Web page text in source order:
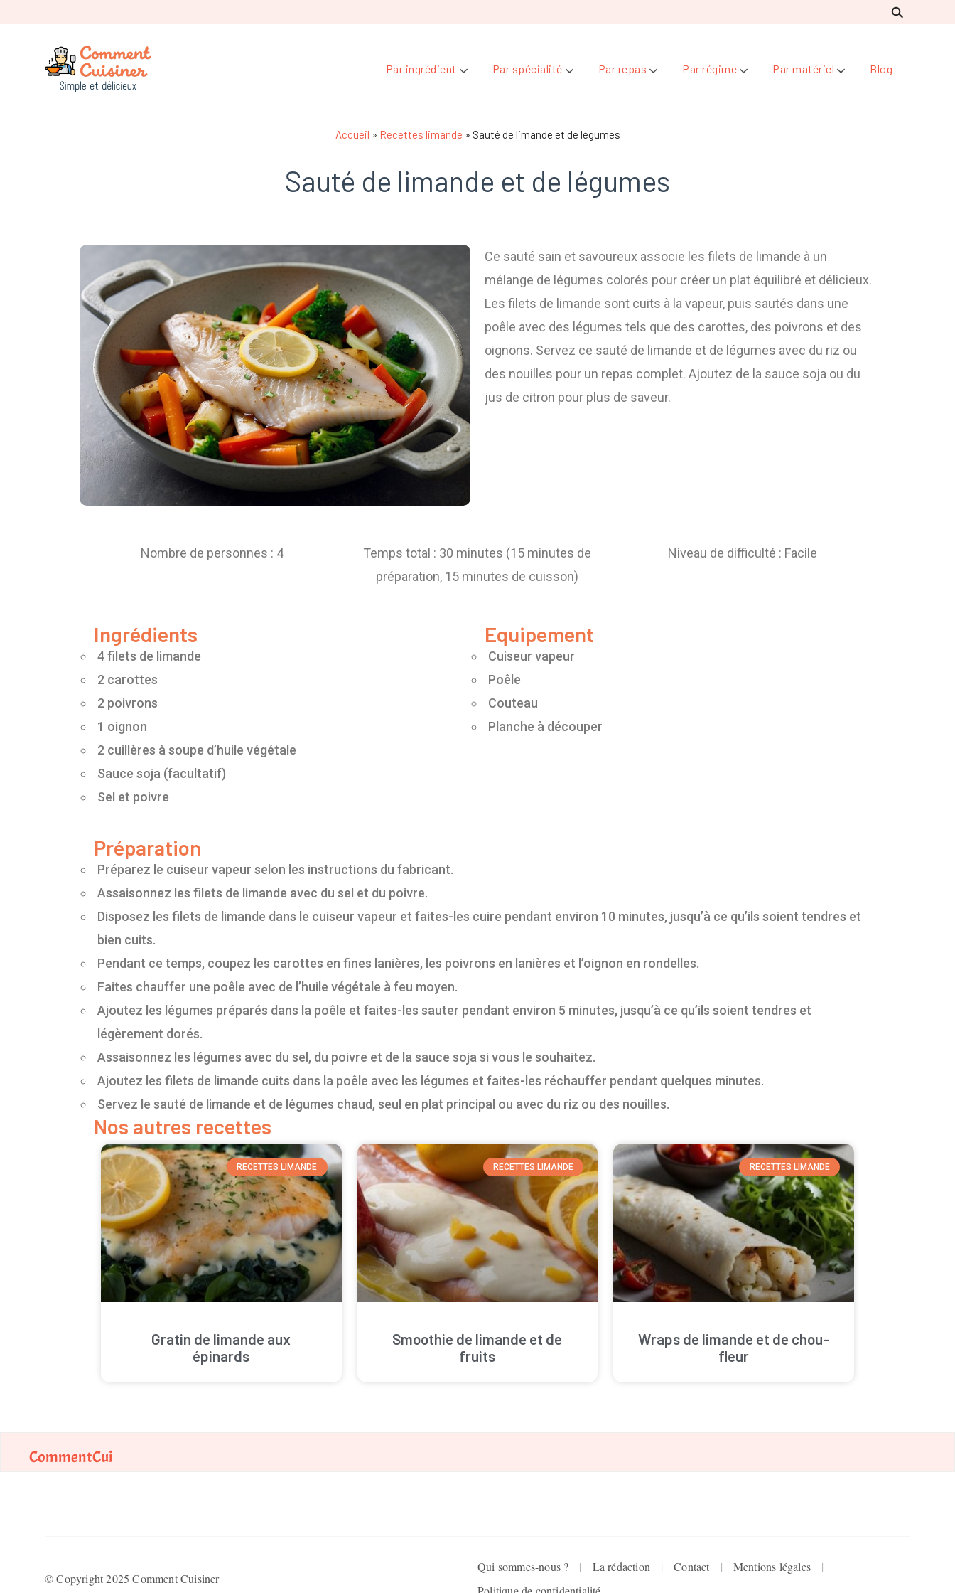
Par ingrédient Par spécialité Par repas Par régime Par matériel Blog
Accueil » Recettes limande » Sauté de limande et de légumes
Sauté de limande et de légumes
Ce sauté sain et savoureux associe les filets de limande à un
mélange de légumes colorés pour créer un plat équilibré et délicieux.
Les filets de limande sont cuits à la vapeur, puis sautés dans une
poêle avec des légumes tels que des carottes, des poivrons et des
oignons. Servez ce sauté de limande et de légumes avec du riz ou
des nouilles pour un repas complet. Ajoutez de la sauce soja ou du
jus de citron pour plus de saveur.
Nombre de personnes : 4
Temps total : 30 minutes (15 minutes de
préparation, 15 minutes de cuisson)
Niveau de difficulté : Facile
Ingrédients
4 filets de limande
2 carottes
2 poivrons
1 oignon
2 cuillères à soupe d’huile végétale
Sauce soja (facultatif)
Sel et poivre
Equipement
Cuiseur vapeur
Poêle
Couteau
Planche à découper
Préparation
Préparez le cuiseur vapeur selon les instructions du fabricant.
Assaisonnez les filets de limande avec du sel et du poivre.
Disposez les filets de limande dans le cuiseur vapeur et faites-les cuire pendant environ 10 minutes, jusqu’à ce qu’ils soient tendres et
bien cuits.
Pendant ce temps, coupez les carottes en fines lanières, les poivrons en lanières et l’oignon en rondelles.
Faites chauffer une poêle avec de l’huile végétale à feu moyen.
Ajoutez les légumes préparés dans la poêle et faites-les sauter pendant environ 5 minutes, jusqu’à ce qu’ils soient tendres et
légèrement dorés.
Assaisonnez les légumes avec du sel, du poivre et de la sauce soja si vous le souhaitez.
Ajoutez les filets de limande cuits dans la poêle avec les légumes et faites-les réchauffer pendant quelques minutes.
Servez le sauté de limande et de légumes chaud, seul en plat principal ou avec du riz ou des nouilles.
Nos autres recettes
RECETTES LIMANDE
Gratin de limande aux
épinards
RECETTES LIMANDE
Smoothie de limande et de
fruits
RECETTES LIMANDE
Wraps de limande et de chou-
fleur
CommentCui
© Copyright 2025 Comment Cuisiner
Qui sommes-nous ? La rédaction Contact
Mentions légales